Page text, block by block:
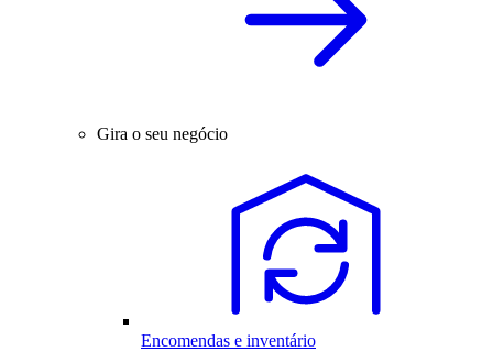
Gira o seu negócio
Encomendas e inventário